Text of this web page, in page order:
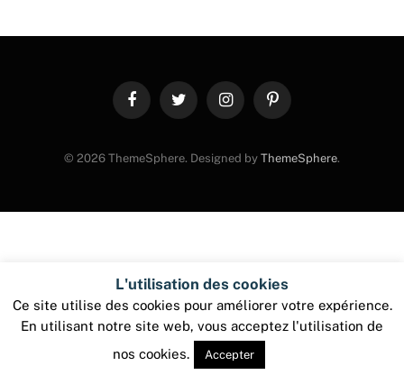
FacebookTwitter InstagramPinterest
© 2026 ThemeSphere. Designed by ThemeSphere.
L'utilisation des cookies
Ce site utilise des cookies pour améliorer votre expérience.
En utilisant notre site web, vous acceptez l'utilisation de
nos cookies.
Accepter